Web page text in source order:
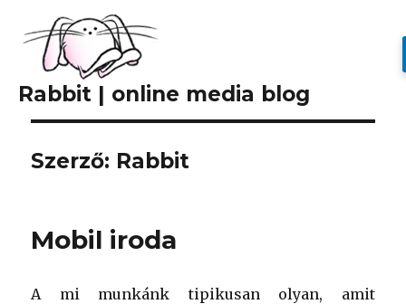
Rabbit | online media blog
Szerző: Rabbit
Mobil iroda
A mi munkánk tipikusan olyan, amit